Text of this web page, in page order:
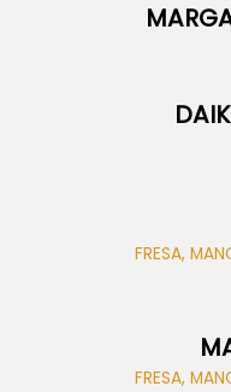
FRESA,
FRESA,